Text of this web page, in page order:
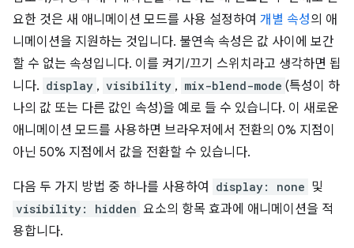
요한 것은 새 애니메이션 모드를 사용 설정하여 개별 속성의 애
니메이션을 지원하는 것입니다. 불연속 속성은 값 사이에 보간
할 수 없는 속성입니다. 이를 켜기/끄기 스위치라고 생각하면 됩
니다. display , visibility , mix-blend-mode (특성이 하
나의 값 또는 다른 값인 속성)을 예로 들 수 있습니다. 이 새로운
애니메이션 모드를 사용하면 브라우저에서 전환의 0% 지점이
아닌 50% 지점에서 값을 전환할 수 있습니다.
다음 두 가지 방법 중 하나를 사용하여 display: none 및
visibility: hidden 요소의 항목 효과에 애니메이션을 적
용합니다.